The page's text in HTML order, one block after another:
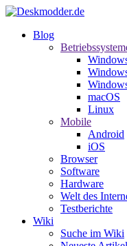
Blog
macOS
Linux
Mobile
Android
iOS
Browser
Software
Hardware
Welt des
Testberichte
Wiki
Suche im Wiki